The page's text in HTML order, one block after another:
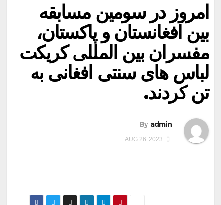
امروز در سومین مسابقه
بین افغانستان و پاکستان،
مفسران بین المللی کریکت
لباس های سنتی افغانی به
تن کردند.
By admin